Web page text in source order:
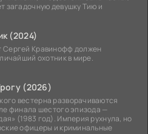
загадочную девушку Тию и
(2024)
Сергей Кравинофф должен
охотник в мире.
(2026)
вестерна разворачиваются
финала шестого эпизода —
(1983 год). Империя рухнула, но
офицеры и криминальные